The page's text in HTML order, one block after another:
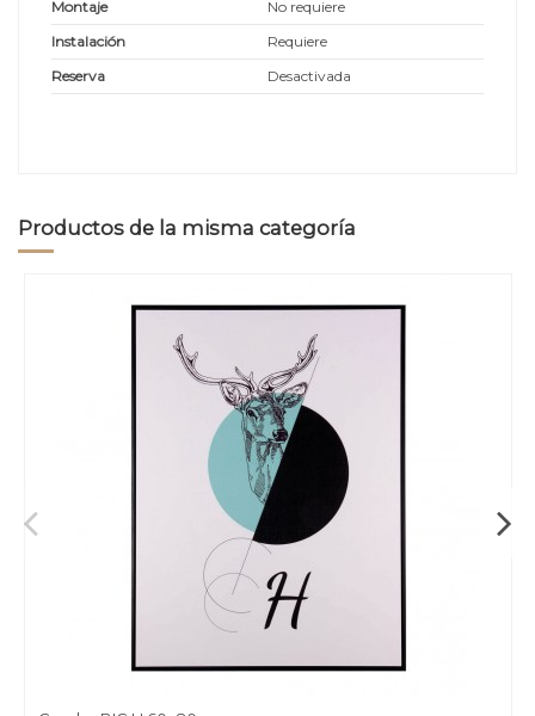
Montaje
No requiere
Instalación
Requiere
Reserva
Desactivada
Productos de la misma categoría